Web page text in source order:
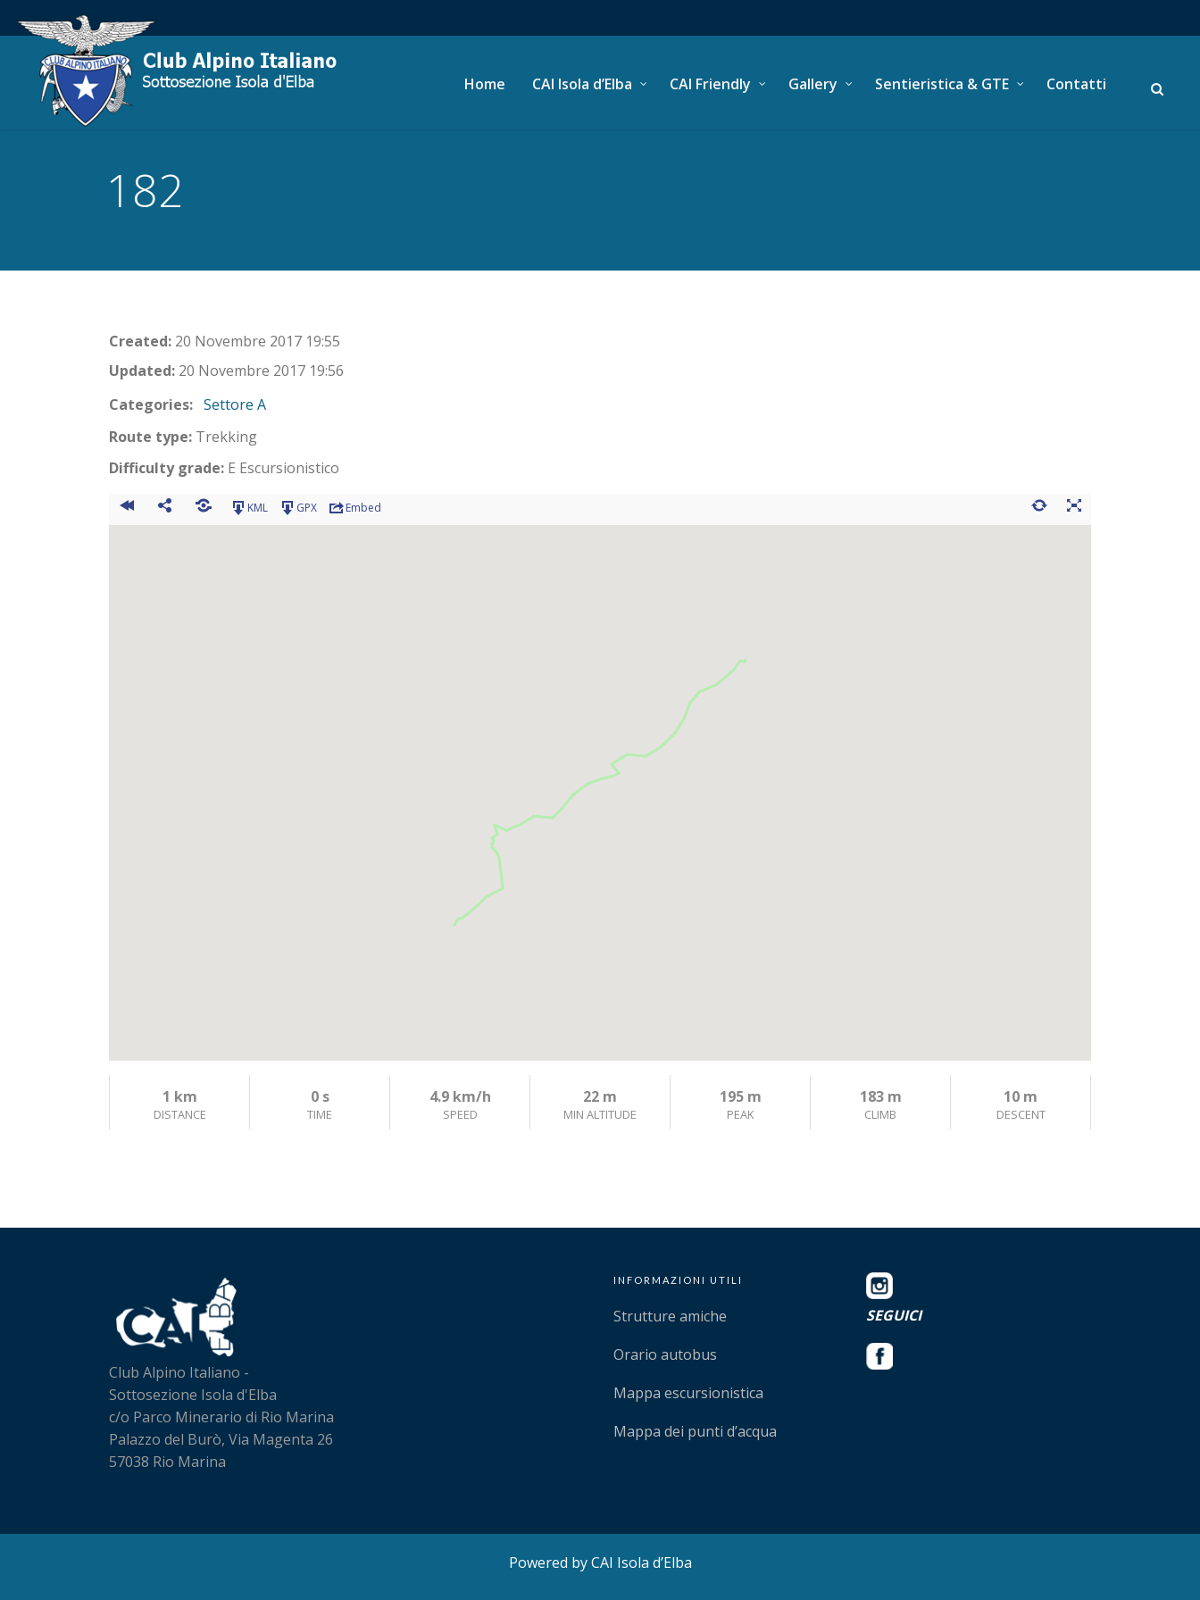
Home CAI Isola d’Elba CAI Friendly Gallery Sentieristica & GTE Contatti
182
Created: 20 Novembre 2017 19:55
Updated: 20 Novembre 2017 19:56
Categories: Settore A
Route type: Trekking
Difficulty grade: E Escursionistico
KML GPX Embed
DISTANCE
1 km
TIME
0 s
SPEED
4.9 km/h
MIN ALTITUDE
22 m
PEAK
195 m
CLIMB
183 m
DESCENT
10 m
Club Alpino Italiano -
Sottosezione Isola d'Elba
c/o Parco Minerario di Rio Marina
Palazzo del Burò, Via Magenta 26
57038 Rio Marina
INFORMAZIONI UTILI
Strutture amiche
Orario autobus
Mappa escursionistica
Mappa dei punti d’acqua
SEGUICI
Powered by CAI Isola d’Elba